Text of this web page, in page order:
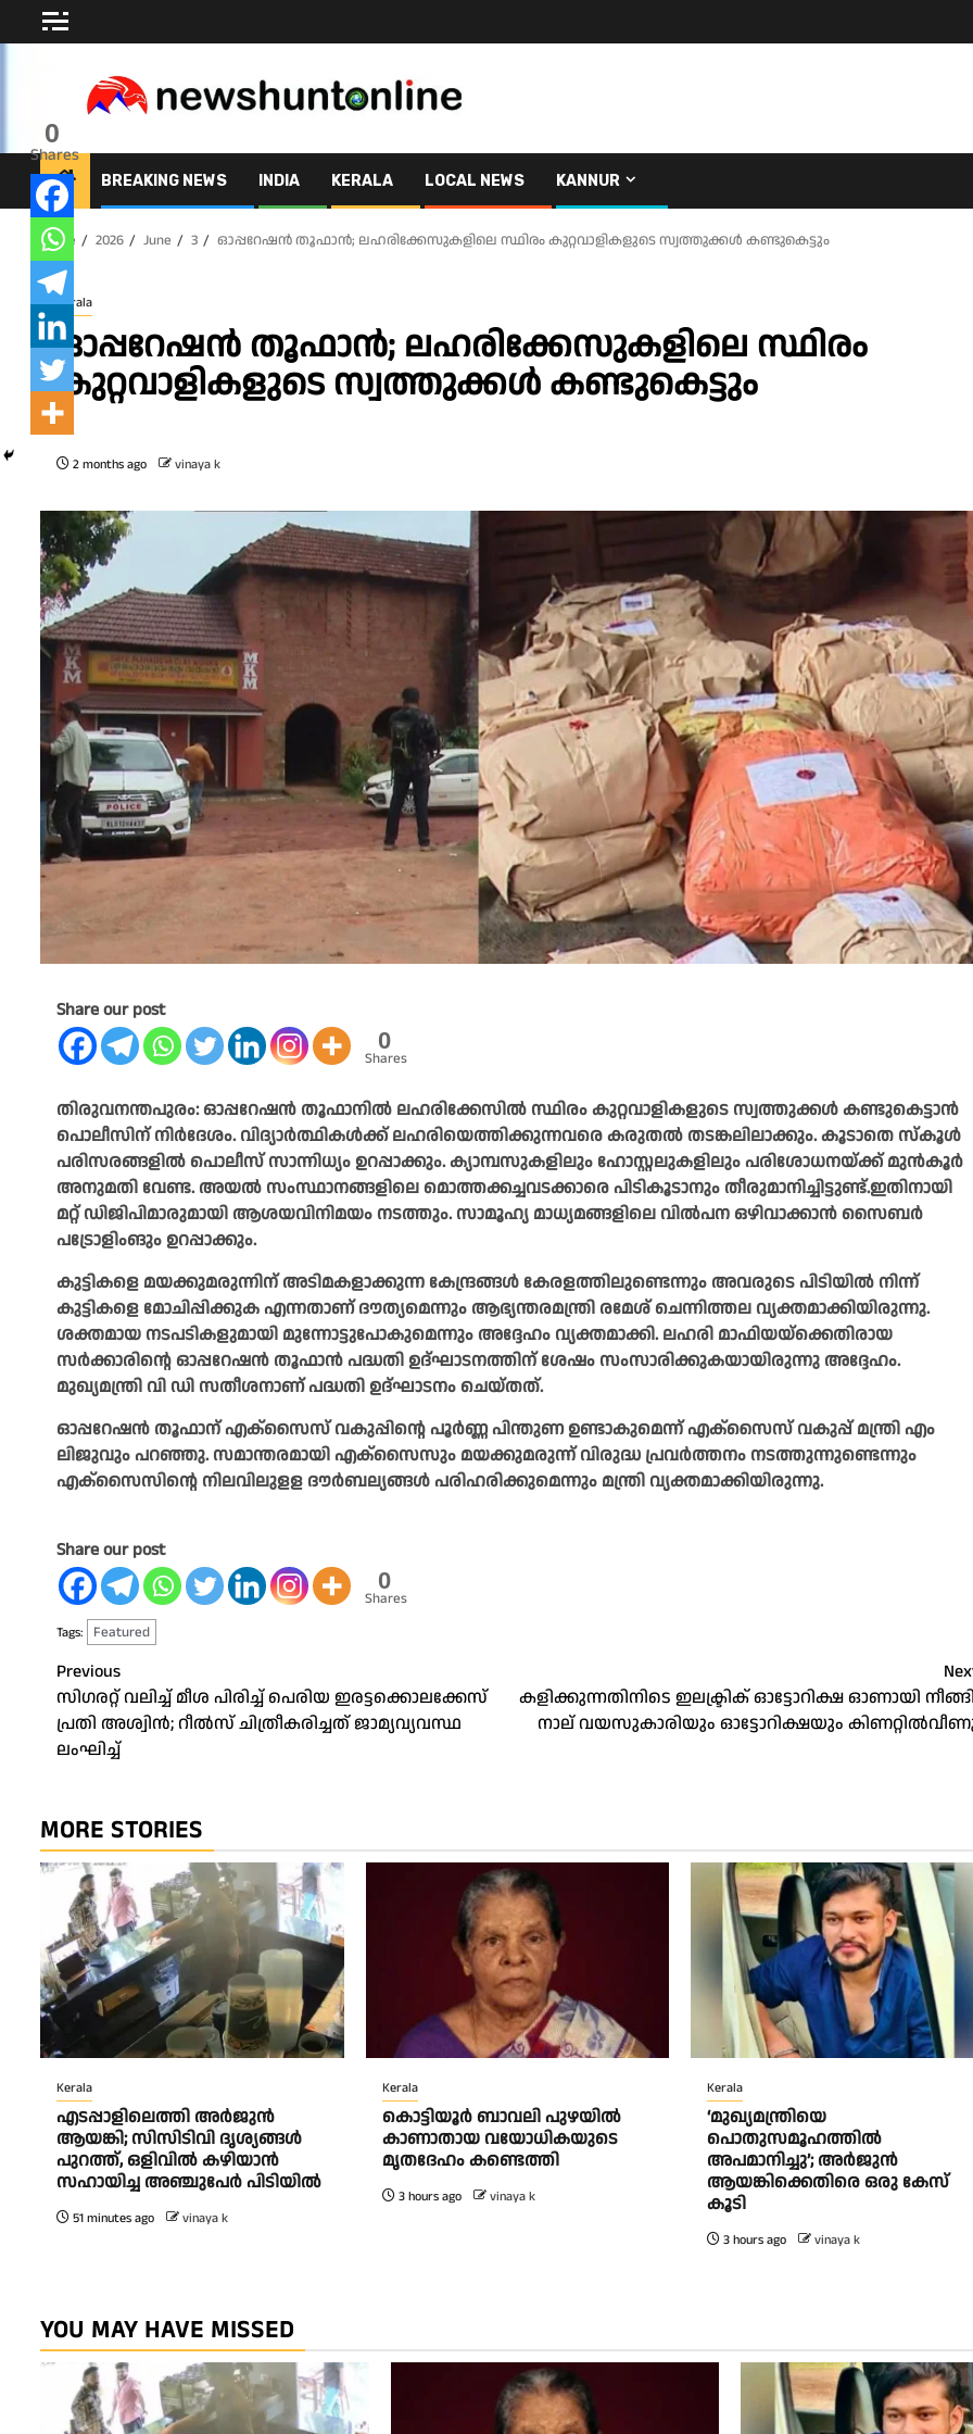
to
BREAKING NEWS INDIA KERALA LOCAL NEWS KANNUR
Home 2026 June 3 ഓപ്പറേഷന്‍ തൂഫാന്‍; ലഹരിക്കേസുകളിലെ സ്ഥിരം കുറ്റവാളികളുടെ സ്വത്തുക്കള്‍ കണ്ടുകെട്ടും
Kerala
ഓപ്പറേഷന്‍ തൂഫാന്‍; ലഹരിക്കേസുകളിലെ സ്ഥിരം
കുറ്റവാളികളുടെ സ്വത്തുക്കള്‍ കണ്ടുകെട്ടും
2 months ago vinaya k
Share our post
0
Shares
തിരുവനന്തപുരം: ഓപ്പറേഷന്‍ തൂഫാനില്‍ ലഹരിക്കേസില്‍ സ്ഥിരം കുറ്റവാളികളുടെ സ്വത്തുക്കള്‍ കണ്ടുകെട്ടാന്‍
പൊലീസിന് നിര്‍ദേശം. വിദ്യാര്‍ത്ഥികള്‍ക്ക് ലഹരിയെത്തിക്കുന്നവരെ കരുതല്‍ തടങ്കലിലാക്കും. കൂടാതെ സ്‌കൂള്‍
പരിസരങ്ങളില്‍ പൊലീസ് സാന്നിധ്യം ഉറപ്പാക്കും. ക്യാമ്പസുകളിലും ഹോസ്റ്റലുകളിലും പരിശോധനയ്ക്ക് മുന്‍കൂര്‍
അനുമതി വേണ്ട. അയല്‍ സംസ്ഥാനങ്ങളിലെ മൊത്തക്കച്ചവടക്കാരെ പിടികൂടാനും തീരുമാനിച്ചിട്ടുണ്ട്.ഇതിനായി
മറ്റ് ഡിജിപിമാരുമായി ആശയവിനിമയം നടത്തും. സാമൂഹ്യ മാധ്യമങ്ങളിലെ വില്‍പന ഒഴിവാക്കാന്‍ സൈബര്‍
പട്രോളിംങും ഉറപ്പാക്കും.
കുട്ടികളെ മയക്കുമരുന്നിന് അടിമകളാക്കുന്ന കേന്ദ്രങ്ങള്‍ കേരളത്തിലുണ്ടെന്നും അവരുടെ പിടിയില്‍ നിന്ന്
കുട്ടികളെ മോചിപ്പിക്കുക എന്നതാണ് ദൗത്യമെന്നും ആഭ്യന്തരമന്ത്രി രമേശ് ചെന്നിത്തല വ്യക്തമാക്കിയിരുന്നു.
ശക്തമായ നടപടികളുമായി മുന്നോട്ടുപോകുമെന്നും അദ്ദേഹം വ്യക്തമാക്കി. ലഹരി മാഫിയയ്ക്കെതിരായ
സര്‍ക്കാരിന്റെ ഓപ്പറേഷന്‍ തൂഫാന്‍ പദ്ധതി ഉദ്ഘാടനത്തിന് ശേഷം സംസാരിക്കുകയായിരുന്നു അദ്ദേഹം.
മുഖ്യമന്ത്രി വി ഡി സതീശനാണ് പദ്ധതി ഉദ്ഘാടനം ചെയ്തത്.
ഓപ്പറേഷന്‍ തൂഫാന് എക്സൈസ് വകുപ്പിന്റെ പൂര്‍ണ്ണ പിന്തുണ ഉണ്ടാകുമെന്ന് എക്സൈസ് വകുപ്പ് മന്ത്രി എം
ലിജുവും പറഞ്ഞു. സമാന്തരമായി എക്സൈസും മയക്കുമരുന്ന് വിരുദ്ധ പ്രവര്‍ത്തനം നടത്തുന്നുണ്ടെന്നും
എക്സൈസിന്റെ നിലവിലുളള ദൗര്‍ബല്യങ്ങള്‍ പരിഹരിക്കുമെന്നും മന്ത്രി വ്യക്തമാക്കിയിരുന്നു.
Share our post
0
Shares
0
Shares
Tags: Featured
Post
navigation
Previous
സിഗരറ്റ് വലിച്ച് മീശ പിരിച്ച് പെരിയ ഇരട്ടക്കൊലക്കേസ്
പ്രതി അശ്വിൻ; റീൽസ് ചിത്രീകരിച്ചത് ജാമ്യവ്യവസ്ഥ
ലംഘിച്ച്
കളിക്കുന്നതിനിടെ ഇലക്ട്രിക് ഓട്ടോറിക്ഷ ഓണായി
നാല് വയസുകാരിയും ഓട്ടോറിക്ഷയും
MORE STORIES
Kerala
എടപ്പാളിലെത്തി അർജുൻ
ആയങ്കി; സിസിടിവി ദൃശ്യങ്ങൾ
പുറത്ത്, ഒളിവിൽ കഴിയാൻ
സഹായിച്ച അഞ്ചുപേർ പിടിയിൽ
51 minutes ago vinaya k
Kerala
കൊട്ടിയൂർ ബാവലി പുഴയിൽ
കാണാതായ വയോധികയുടെ
മൃതദേഹം കണ്ടെത്തി
3 hours ago vinaya k
Kerala
‘മുഖ്യമന്ത്രിയെ
പൊതുസമൂഹത്തിൽ
അപമാനിച്ചു’; അർജുൻ
ആയങ്കിക്കെതിരെ ഒരു കേസ്
കൂടി
3 hours ago vinaya k
YOU MAY HAVE MISSED